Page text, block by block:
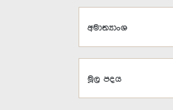
අමාත්‍යාංශ
මූල පදය